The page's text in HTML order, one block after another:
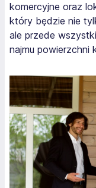
komercyjne oraz
który będzie nie
ale przede
najmu powierzchni